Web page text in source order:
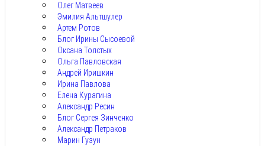
Олег Матвеев
Эмилия Альтшулер
Артем Ротов
Блог Ирины Сысоевой
Оксана Толстых
Ольга Павловская
Андрей Иришкин
Ирина Павлова
Елена Курагина
Александр Ресин
Блог Сергея Зинченко
Александр Петраков
Марин Гузун